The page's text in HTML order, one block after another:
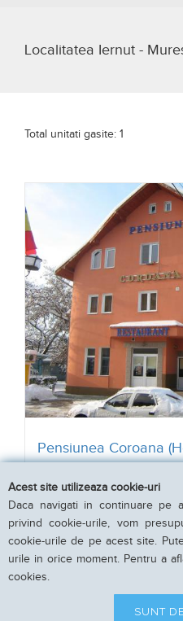
Acest site utilizeaza cookie-uri
Daca navigati in continuare pe
privind cookie-urile, vom
cookie-urile de pe acest site.
urile in orice moment. Pentru a
cookies.
SUNT
Localitatea Iernut -
Total unitati gasite: 1
Pensiunea Coroana
16 camere pentru 32
de la